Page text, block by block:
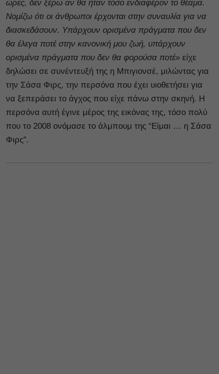
ώρες, δεν ξέρω αν θα ήταν τόσο ενδιαφέρον το θέαμα.
Νομίζω ότι οι άνθρωποι έρχονται στην συναυλία για να
διασκεδάσουν. Υπάρχουν ορισμένα πράγματα που δεν
θα έλεγα ποτέ στην κανονική μου ζωή, υπάρχουν
ορισμένα πράγματα που δεν θα φορούσα ποτέ» είχε
δηλώσει σε συνέντευξή της η Μπιγιονσέ, μιλώντας για
την Σάσα Φιρς, την περσόνα που έχει υιοθετήσει για
να ξεπεράσει το άγχος που είχε πάνω στην σκηνή. Η
περσόνα αυτή έγινε μέρος της εικόνας της, τόσο πολύ
που το 2008 ονόμασε το άλμπουμ της “Είμαι … η Σάσα
Φιρς”.